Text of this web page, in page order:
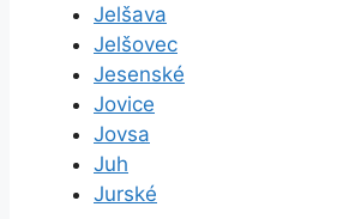
Jelšava
Jelšovec
Jesenské
Jovice
Jovsa
Juh
Jurské